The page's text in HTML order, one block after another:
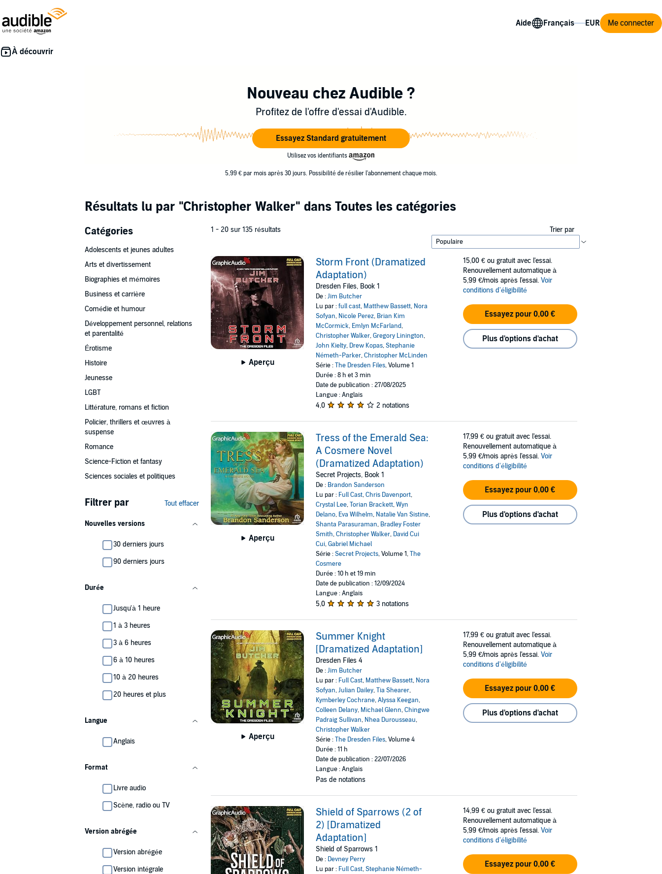
Aide Me connecter
Nouveau chez Audible ?
Profitez de l'offre d'essai d'Audible.
Essayez Standard gratuitement
Utilisez vos identifiants
5,99 € par mois après 30 jours. Possibilité de résilier l'abonnement chaque mois.
Résultats lu par "Christopher Walker" dans Toutes les catégories
Catégories
Adolescents et jeunes adultes
Arts et divertissement
Biographies et mémoires
Business et carrière
Comédie et humour
Développement personnel, relations
et parentalité
Érotisme
Histoire
Jeunesse
LGBT
Littérature, romans et fiction
Policier, thrillers et œuvres à
suspense
Romance
Science-Fiction et fantasy
Sciences sociales et politiques
Filtrer par Tout effacer
Nouvelles versions
30 derniers jours
90 derniers jours
Durée
Jusqu'à 1 heure
1 à 3 heures
3 à 6 heures
6 à 10 heures
10 à 20 heures
20 heures et plus
Langue
Anglais
Format
Livre audio
Scène, radio ou TV
Version abrégée
Version abrégée
Version intégrale
1 - 20 sur 135 résultats Trier par
Aperçu
Storm Front (Dramatized
Adaptation)
Dresden Files, Book 1
De :Jim Butcher
Lu par :full cast, Matthew Bassett, Nora
Sofyan, Nicole Perez, Brian Kim
McCormick, Emlyn McFarland,
Christopher Walker,Gregory Linington,
John Kielty, Drew Kopas,Stephanie
Németh-Parker,Christopher McLinden
Série :The Dresden Files, Volume 1
Durée : 8 h et 3 min
Date de publication : 27/08/2025
Langue : Anglais
4,0 2 notations
15,00 € ou gratuit avec l'essai.
Renouvellement automatique à
5,99 €/mois après l'essai. Voir
conditions d'éligibilité
Essayez pour 0,00 €
Plus d'options d'achat
Aperçu
Tress of the Emerald Sea:
A Cosmere Novel
(Dramatized Adaptation)
Secret Projects, Book 1
De : Brandon Sanderson
Lu par : Full Cast,Chris Davenport,
Crystal Lee,Torian Brackett,Wyn
Delano, Eva Wilhelm, Natalie Van Sistine,
Shanta Parasuraman, Bradley Foster
Smith,Christopher Walker, David Cui
Cui,Gabriel Michael
Série :Secret Projects, Volume 1,The
Cosmere
Durée : 10 h et 19 min
Date de publication : 12/09/2024
Langue : Anglais
5,0 3 notations
17,99 € ou gratuit avec l'essai.
Renouvellement automatique à
5,99 €/mois après l'essai. Voir
conditions d'éligibilité
Essayez pour 0,00 €
Plus d'options d'achat
Aperçu
Summer Knight
[Dramatized Adaptation]
Dresden Files 4
De :Jim Butcher
Lu par : Full Cast, Matthew Bassett, Nora
Sofyan,Julian Dailey,Tia Shearer,
Kymberley Cochrane,Alyssa Keegan,
Colleen Delany, Michael Glenn,Chingwe
Padraig Sullivan, Nhea Durousseau,
Christopher Walker
Série :The Dresden Files, Volume 4
Durée : 11 h
Date de publication : 22/07/2026
Langue : Anglais
Pas de notations
17,99 € ou gratuit avec l'essai.
Renouvellement automatique à
5,99 €/mois après l'essai. Voir
conditions d'éligibilité
Essayez pour 0,00 €
Plus d'options d'achat
Shield of Sparrows (2 of
2) [Dramatized
Adaptation]
Shield of Sparrows 1
De : Devney Perry
Lu par : Full Cast,Stephanie Németh-
14,99 € ou gratuit avec l'essai.
Renouvellement automatique à
5,99 €/mois après l'essai. Voir
conditions d'éligibilité
Essayez pour 0,00 €